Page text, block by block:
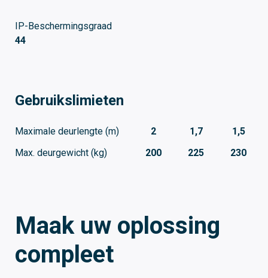
IP-Beschermingsgraad
44
Gebruikslimieten
Maximale deurlengte (m) 2 1,7
1,5
Max. deurgewicht (kg)
200 225 230
Maak uw oplossing
compleet